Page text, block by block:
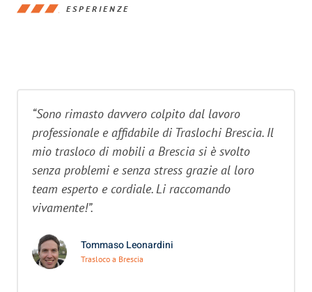
ESPERIENZE
“Sono rimasto davvero colpito dal lavoro
professionale e affidabile di Traslochi Brescia. Il
mio trasloco di mobili a Brescia si è svolto
senza problemi e senza stress grazie al loro
team esperto e cordiale. Li raccomando
vivamente!”.
Tommaso Leonardini
Trasloco a Brescia